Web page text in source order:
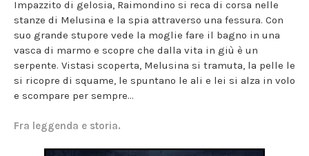
Impazzito di gelosia, Raimondino si reca di corsa nelle
stanze di Melusina e la spia attraverso una fessura. Con
suo grande stupore vede la moglie fare il bagno in una
vasca di marmo e scopre che dalla vita in giù è un
serpente. Vistasi scoperta, Melusina si tramuta, la pelle le
si ricopre di squame, le spuntano le ali e lei si alza in volo
e scompare per sempre…
Fra leggenda e storia.